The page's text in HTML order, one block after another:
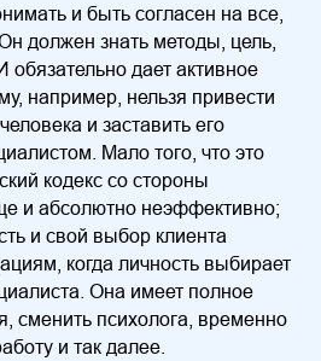
и быть согласен на все,
должен знать методы, цель,
обязательно дает активное
например, нельзя привести
и заставить его
Мало того, что это
кодекс со стороны
и абсолютно неэффективно;
и свой выбор клиента
когда личность выбирает
Она имеет полное
сменить психолога, временно
и так далее.